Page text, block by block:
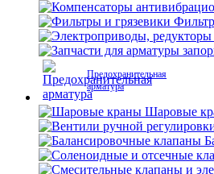
Предохранительная
арматура
Шаровые